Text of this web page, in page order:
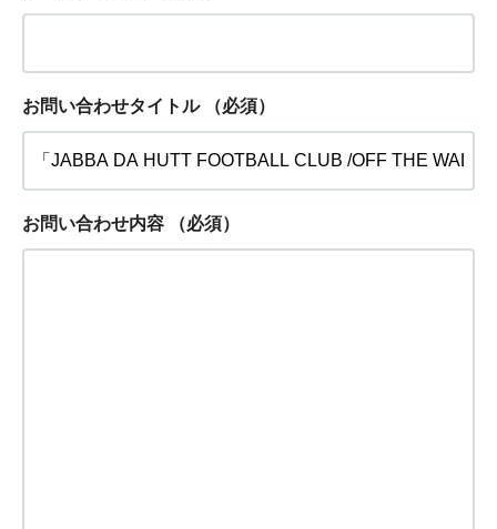
お問い合わせタイトル （必須）
お問い合わせ内容 （必須）